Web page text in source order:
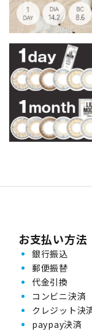
お支払い方法
銀行振込
郵便振替
代金引換
コンビニ決済
クレジット決
paypay決済